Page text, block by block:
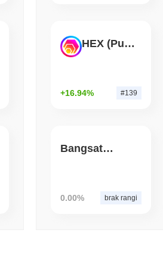
BITCOIN HACKERS
Boltz zamknął własny
HEX (Pulsechain)
+16.94% #139
Bangsat 666
0.00% brak rangi